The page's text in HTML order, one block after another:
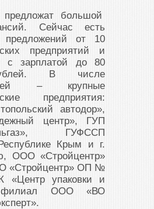
большой
Сейчас есть
от 10
предприятий и
с зарплатой до 80
В числе
– крупные
предприятия:
автодор»,
центр», ГУП
ГУФССП
Крым и г.
ООО «Стройцентр»
ОП №
упаковки и
филиал ООО «ВО